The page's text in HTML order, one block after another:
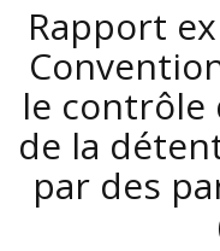
Rapport
le contrôle
de la
par des